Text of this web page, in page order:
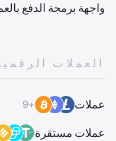
واجهة برمجة الدفع
العملات
عملات +9
عملات مستقرة